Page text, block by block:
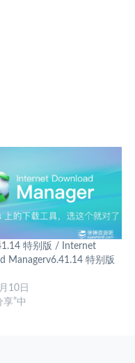
特别版 / Internet
Managerv6.41.14 特别版
10日
享”中